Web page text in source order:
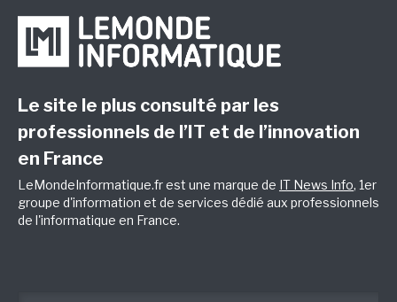
Le site le plus consulté par les
professionnels de l’IT et de l’innovation
en France
LeMondeInformatique.fr est une marque de IT News Info, 1er
groupe d'information et de services dédié aux professionnels
de l'informatique en France.